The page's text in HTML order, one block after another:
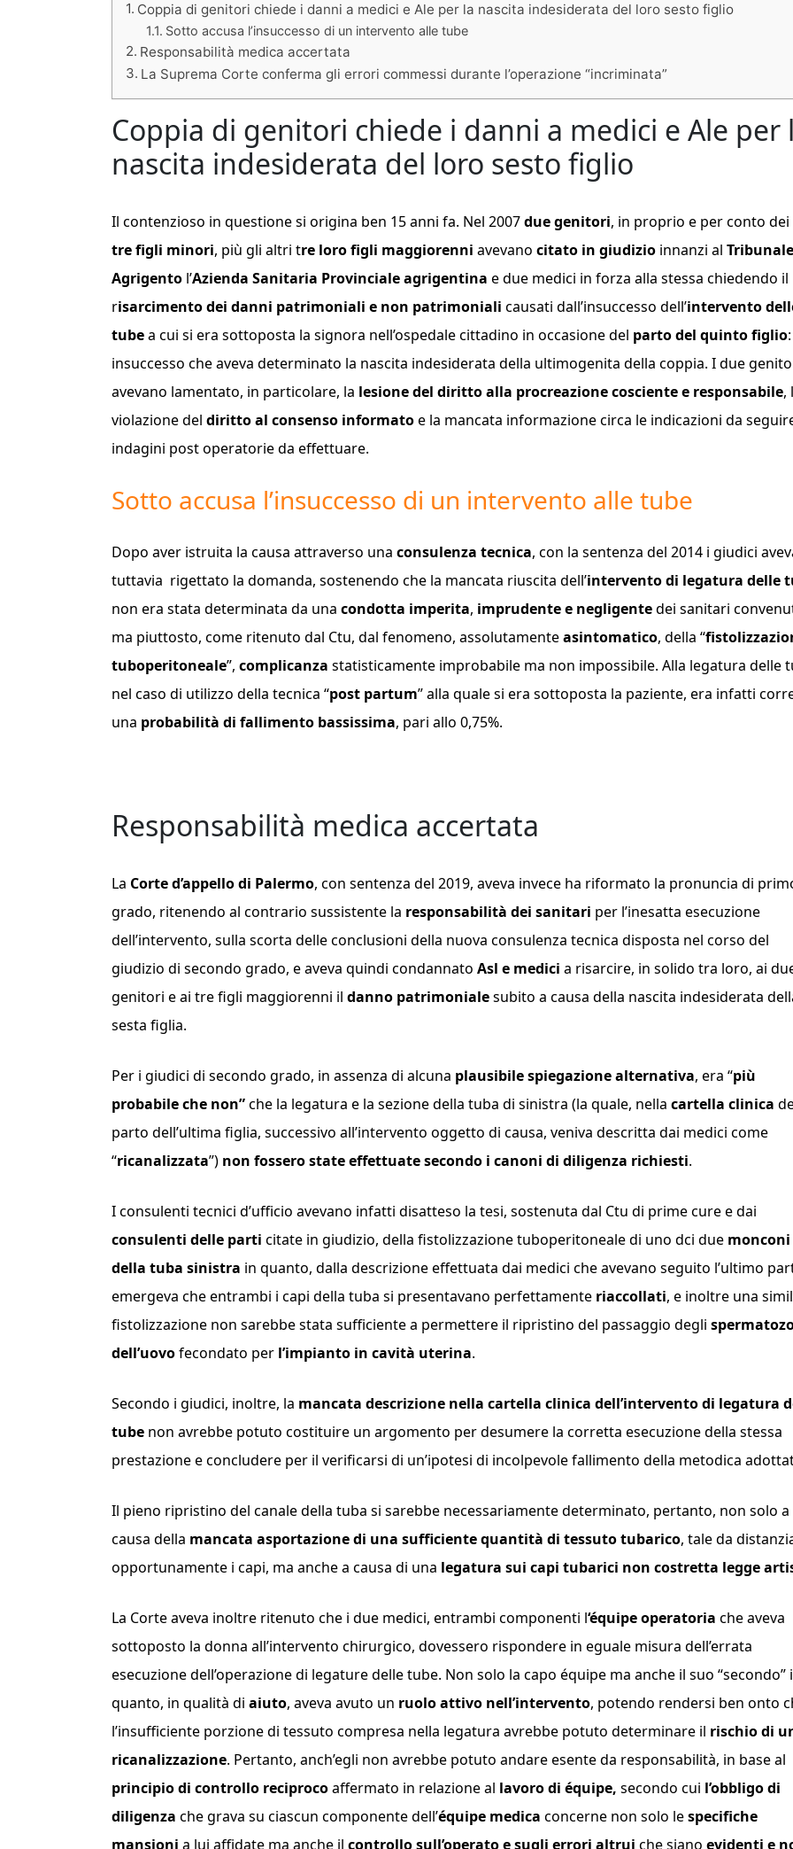
Coppia di genitori chiede i danni a medici e Ale per la nascita indesiderata del loro sesto figlio
Sotto accusa l’insuccesso di un intervento alle tube
Responsabilità medica accertata
La Suprema Corte conferma gli errori commessi durante l’operazione “incriminata”
Coppia di genitori chiede i danni a medici e Ale per
nascita indesiderata del loro sesto figlio
Il contenzioso in questione si origina ben 15 anni fa. Nel 2007due genitori, in proprio e per conto
tre figli minori, più gli altri tre loro figli maggiorenni avevano citato in giudizio innanzi al
Agrigento l’Azienda Sanitaria Provinciale agrigentina e due medici in forza alla stessa chiedendo il
risarcimento dei danni patrimoniali e non patrimoniali causati dall’insuccesso dell’intervento
tubea cui si era sottoposta la signora nell’ospedale cittadino in occasione del parto del quinto figlio
insuccesso che aveva determinato la nascita indesiderata della ultimogenita della coppia. I due
avevano lamentato, in particolare, la lesione del diritto alla procreazione cosciente e responsabile,
violazione del diritto al consenso informatoe la mancata informazione circa le indicazioni da
indagini post operatorie da effettuare.
Sotto accusa l’insuccesso di un intervento alle tube
Dopo aver istruita la causa attraverso una consulenza tecnica, con la sentenza del 2014 i giudici
tuttavia rigettato la domanda, sostenendo che la mancata riuscita dell’intervento di legatura delle
non era stata determinata da una condotta imperita, imprudente e negligentedei sanitari
ma piuttosto, come ritenuto dal Ctu, dal fenomeno, assolutamenteasintomatico, della “
tuboperitoneale”, complicanza statisticamente improbabile ma non impossibile. Alla legatura delle
nel caso di utilizzo della tecnica “post partum” alla quale si era sottoposta la paziente, era infatti
una probabilità di fallimento bassissima, pari allo 0,75%.
Responsabilità medica accertata
La Corte d’appello di Palermo, con sentenza del 2019, aveva invece ha riformato la pronuncia di
grado, ritenendo al contrario sussistente la responsabilità dei sanitari per l’inesatta esecuzione
dell’intervento, sulla scorta delle conclusioni della nuova consulenza tecnica disposta nel corso del
giudizio di secondo grado, e aveva quindi condannato Asl e medici a risarcire, in solido tra loro, ai
genitori e ai tre figli maggiorenni il danno patrimonialesubito a causa della nascita indesiderata
sesta figlia.
Per i giudici di secondo grado, in assenza di alcuna plausibile spiegazione alternativa, era “più
probabile che non”che la legatura e la sezione della tuba di sinistra (la quale, nella cartella clinica
parto dell’ultima figlia, successivo all’intervento oggetto di causa, veniva descritta dai medici come
“ricanalizzata”) non fossero state effettuate secondo i canoni di diligenza richiesti.
I consulenti tecnici d’ufficio avevano infatti disatteso la tesi, sostenuta dal Ctu di prime cure e dai
consulenti delle parti citate in giudizio, della fistolizzazione tuboperitoneale di uno dci due monconi
della tuba sinistra in quanto, dalla descrizione effettuata dai medici che avevano seguito l’ultimo
emergeva che entrambi i capi della tuba si presentavano perfettamente riaccollati, e inoltre una
fistolizzazione non sarebbe stata sufficiente a permettere il ripristino del passaggio degli
dell’uovofecondato per l’impianto in cavità uterina.
Secondo i giudici, inoltre, la mancata descrizione nella cartella clinica dell’intervento di legatura
tube non avrebbe potuto costituire un argomento per desumere la corretta esecuzione della stessa
prestazione e concludere per il verificarsi di un’ipotesi di incolpevole fallimento della metodica
Il pieno ripristino del canale della tuba si sarebbe necessariamente determinato, pertanto, non solo a
causa della mancata asportazione di una sufficiente quantità di tessuto tubarico, tale da
opportunamente i capi, ma anche a causa di una legatura sui capi tubarici non costretta legge
La Corte aveva inoltre ritenuto che i due medici, entrambi componenti l‘équipe operatoria che aveva
sottoposto la donna all’intervento chirurgico, dovessero rispondere in eguale misura dell’errata
esecuzione dell’operazione di legature delle tube. Non solo la capo équipe ma anche il suo “secondo”
quanto, in qualità di aiuto, aveva avuto un ruolo attivo nell’intervento, potendo rendersi ben onto
l’insufficiente porzione di tessuto compresa nella legatura avrebbe potuto determinare il rischio di
ricanalizzazione. Pertanto, anch’egli non avrebbe potuto andare esente da responsabilità, in base al
principio di controllo reciprocoaffermato in relazione al lavoro di équipe, secondo cui l’obbligo di
diligenza che grava su ciascun componente dell’équipe medica concerne non solo lespecifiche
mansioni a lui affidate ma anche il controllo sull’operato e sugli errori altrui che siano evidenti e